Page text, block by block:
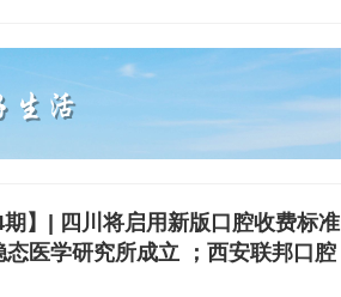
期】| 四川将启用新版口腔收费标准
医学研究所成立 ；西安联邦口腔